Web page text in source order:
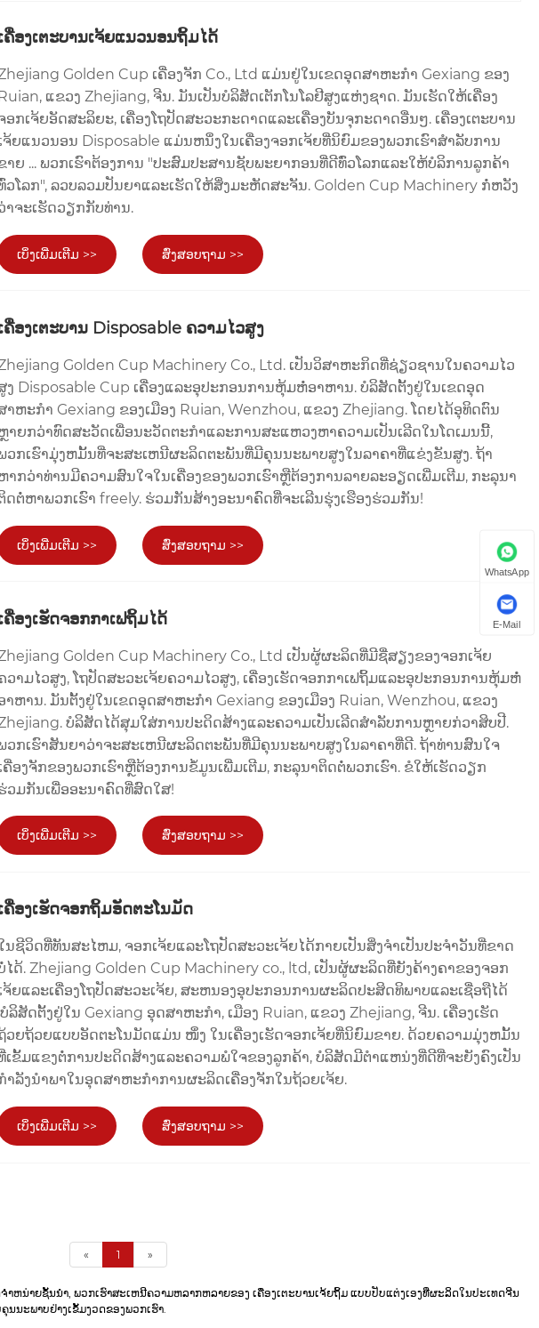
ຄື່ອງເຕະບານເຈ້ຍແນວນອນຖິ້ມໄດ້
Golden Cup ເຄື່ອງຈັກ Co., Ltd ແມ່ນຢູ່ໃນເຂດອຸດສາຫະກໍາ Gexiang ຂອງ
Ruian, ແຂວງ Zhejiang, ຈີນ. ມັນເປັນບໍລິສັດເຕັກໂນໂລຢີສູງແຫ່ງຊາດ. ມັນເຮັດໃຫ້ເຄື່ອງ
ອກເຈ້ຍອັດສະລິຍະ, ເຄື່ອງໂຖປັດສະວະກະດາດແລະເຄື່ອງບັນຈຸກະດາດອື່ນໆ. ເຄື່ອງເຕະບານ
ຈ້ຍແນວນອນ Disposable ແມ່ນຫນຶ່ງໃນເຄື່ອງຈອກເຈ້ຍທີ່ນິຍົມຂອງພວກເຮົາສໍາລັບການ
າຍ ... ພວກເຮົາຕ້ອງການ "ປະສົມປະສານຊັບພະຍາກອນທີ່ດີທົ່ວໂລກແລະໃຫ້ບໍລິການລູກຄ້າ
ວໂລກ", ລວບລວມປັນຍາແລະເຮັດໃຫ້ສິ່ງມະຫັດສະຈັນ. Golden Cup Machinery ກໍ່ຫວັງ
າຈະເຮັດວຽກກັບທ່ານ.
ເບິ່ງເພີ່ມເຕີມ >> ສົ່ງສອບຖາມ >>
ຄື່ອງເຕະບານ Disposable ຄວາມໄວສູງ
Golden Cup Machinery Co., Ltd. ເປັນວິສາຫະກິດທີ່ຊ່ຽວຊານໃນຄວາມໄວ
ງ Disposable Cup ເຄື່ອງແລະອຸປະກອນການຫຸ້ມຫໍ່ອາຫານ. ບໍລິສັດຕັ້ງຢູ່ໃນເຂດອຸດ
າຫະກໍາ Gexiang ຂອງເມືອງ Ruian, Wenzhou, ແຂວງ Zhejiang. ໂດຍໄດ້ອຸທິດຕົນ
າຍກວ່າທົດສະວັດເພື່ອນະວັດຕະກໍາແລະການສະແຫວງຫາຄວາມເປັນເລີດໃນໂດເມນນີ້,
ວກເຮົາມຸ່ງຫມັ້ນທີ່ຈະສະເຫນີຜະລິດຕະພັນທີ່ມີຄຸນນະພາບສູງໃນລາຄາທີ່ແຂ່ງຂັນສູງ. ຖ້າ
າກວ່າທ່ານມີຄວາມສົນໃຈໃນເຄື່ອງຂອງພວກເຮົາຫຼືຕ້ອງການລາຍລະອຽດເພີ່ມເຕີມ, ກະລຸນາ
ດຕໍ່ຫາພວກເຮົາ freely. ຮ່ວມກັນສ້າງອະນາຄົດທີ່ຈະເລີນຮຸ່ງເຮືອງຮ່ວມກັນ!
ເບິ່ງເພີ່ມເຕີມ >> ສົ່ງສອບຖາມ >>
ຄື່ອງເຮັດຈອກກາເຟຖິ້ມໄດ້
Golden Cup Machinery Co., Ltd ເປັນຜູ້ຜະລິດທີ່ມີຊື່ສຽງຂອງຈອກເຈ້ຍ
ວາມໄວສູງ, ໂຖປັດສະວະເຈ້ຍຄວາມໄວສູງ, ເຄື່ອງເຮັດຈອກກາເຟຖິ້ມແລະອຸປະກອນການຫຸ້ມຫໍ່
າຫານ. ມັນຕັ້ງຢູ່ໃນເຂດອຸດສາຫະກໍາ Gexiang ຂອງເມືອງ Ruian, Wenzhou, ແຂວງ
ບໍລິສັດໄດ້ສຸມໃສ່ການປະດິດສ້າງແລະຄວາມເປັນເລີດສໍາລັບການຫຼາຍກ່ວາສິບປີ.
ວກເຮົາສັນຍາວ່າຈະສະເຫນີຜະລິດຕະພັນທີ່ມີຄຸນນະພາບສູງໃນລາຄາທີ່ດີ. ຖ້າທ່ານສົນໃຈ
ຄື່ອງຈັກຂອງພວກເຮົາຫຼືຕ້ອງການຂໍ້ມູນເພີ່ມເຕີມ, ກະລຸນາຕິດຕໍ່ພວກເຮົາ. ຂໍໃຫ້ເຮັດວຽກ
ວມກັນເພື່ອອະນາຄົດທີ່ສົດໃສ!
ເບິ່ງເພີ່ມເຕີມ >> ສົ່ງສອບຖາມ >>
ຄື່ອງເຮັດຈອກຖິ້ມອັດຕະໂນມັດ
ນ​ຊີ​ວິດ​ທີ່​ທັນ​ສະ​ໄຫມ​, ຈອກ​ເຈ້ຍ​ແລະ​ໂຖ​ປັດ​ສະ​ວະ​ເຈ້ຍ​ໄດ້​ກາຍ​ເປັນ​ສິ່ງ​ຈໍາ​ເປັນ​ປະ​ຈໍາ​ວັນ​ທີ່​ຂາດ​
ໄດ້​. Zhejiang Golden Cup Machinery co., ltd, ເປັນຜູ້ຜະລິດທີ່ຍັງຄ້າງຄາຂອງຈອກ
ຈ້ຍແລະເຄື່ອງໂຖປັດສະວະເຈ້ຍ, ສະຫນອງອຸປະກອນການຜະລິດປະສິດທິພາບແລະເຊື່ອຖືໄດ້
ລິສັດຕັ້ງຢູ່ໃນ Gexiang ອຸດສາຫະກໍາ, ເມືອງ Ruian, ແຂວງ Zhejiang, ຈີນ. ເຄື່ອງເຮັດ
ວຍຖ້ວຍແບບອັດຕະໂນມັດແມ່ນ ໜຶ່ງ ໃນເຄື່ອງເຮັດຈອກເຈ້ຍທີ່ນິຍົມຂາຍ. ດ້ວຍຄວາມມຸ່ງຫມັ້ນ
ເຂັ້ມແຂງຕໍ່ການປະດິດສ້າງແລະຄວາມພໍໃຈຂອງລູກຄ້າ, ບໍລິສັດມີຕໍາແຫນ່ງທີ່ດີທີ່ຈະຍັງຄົງເປັນ
າລັງນໍາພາໃນອຸດສາຫະກໍາການຜະລິດເຄື່ອງຈັກໃນຖ້ວຍເຈ້ຍ.
ເບິ່ງເພີ່ມເຕີມ >> ສົ່ງສອບຖາມ >>
« 1 »
ຫນ່າຍຊັ້ນນໍາ, ພວກເຮົາສະເຫນີຄວາມຫລາກຫລາຍຂອງ ເຄື່ອງເຕະບານເຈ້ຍຖິ້ມ ແບບປັບແຕ່ງເອງທີ່ຜະລິດໃນປະເທດຈີນ
ນະພາບຢ່າງເຂັ້ມງວດຂອງພວກເຮົາ.
WhatsApp
E-Mail